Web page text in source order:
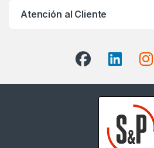
Atención al Cliente